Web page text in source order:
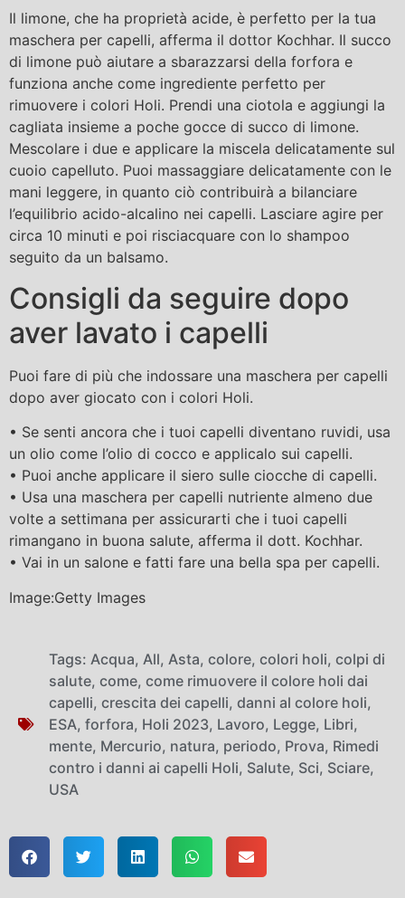
Il limone, che ha proprietà acide, è perfetto per la tua
maschera per capelli, afferma il dottor Kochhar. Il succo
di limone può aiutare a sbarazzarsi della forfora e
funziona anche come ingrediente perfetto per
rimuovere i colori Holi. Prendi una ciotola e aggiungi la
cagliata insieme a poche gocce di succo di limone.
Mescolare i due e applicare la miscela delicatamente sul
cuoio capelluto. Puoi massaggiare delicatamente con le
mani leggere, in quanto ciò contribuirà a bilanciare
l’equilibrio acido-alcalino nei capelli. Lasciare agire per
circa 10 minuti e poi risciacquare con lo shampoo
seguito da un balsamo.
Consigli da seguire dopo
aver lavato i capelli
Puoi fare di più che indossare una maschera per capelli
dopo aver giocato con i colori Holi.
• Se senti ancora che i tuoi capelli diventano ruvidi, usa
un olio come l’olio di cocco e applicalo sui capelli.
• Puoi anche applicare il siero sulle ciocche di capelli.
• Usa una maschera per capelli nutriente almeno due
volte a settimana per assicurarti che i tuoi capelli
rimangano in buona salute, afferma il dott. Kochhar.
• Vai in un salone e fatti fare una bella spa per capelli.
Image:Getty Images
Tags: Acqua, All, Asta, colore, colori holi, colpi di
salute, come, come rimuovere il colore holi dai
capelli, crescita dei capelli, danni al colore holi,
ESA, forfora, Holi 2023, Lavoro, Legge, Libri,
mente, Mercurio, natura, periodo, Prova, Rimedi
contro i danni ai capelli Holi, Salute, Sci, Sciare,
USA